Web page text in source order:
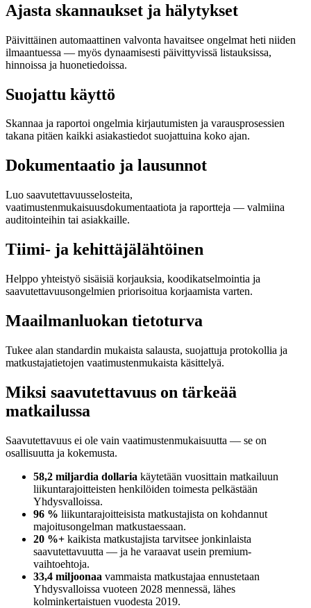
Ajasta skannaukset ja hälytykset
Päivittäinen automaattinen valvonta havaitsee ongelmat heti niiden
ilmaantuessa — myös dynaamisesti päivittyvissä listauksissa,
hinnoissa ja huonetiedoissa.
Suojattu käyttö
Skannaa ja raportoi ongelmia kirjautumisten ja varausprosessien
takana pitäen kaikki asiakastiedot suojattuina koko ajan.
Dokumentaatio ja lausunnot
Luo saavutettavuusselosteita,
vaatimustenmukaisuusdokumentaatiota ja raportteja — valmiina
auditointeihin tai asiakkaille.
Tiimi- ja kehittäjälähtöinen
Helppo yhteistyö sisäisiä korjauksia, koodikatselmointia ja
saavutettavuusongelmien priorisoitua korjaamista varten.
Maailmanluokan tietoturva
Tukee alan standardin mukaista salausta, suojattuja protokollia ja
matkustajatietojen vaatimustenmukaista käsittelyä.
Miksi saavutettavuus on tärkeää
matkailussa
Saavutettavuus ei ole vain vaatimustenmukaisuutta — se on
osallisuutta ja kokemusta.
58,2 miljardia dollaria käytetään vuosittain matkailuun
liikuntarajoitteisten henkilöiden toimesta pelkästään
Yhdysvalloissa.
96 % liikuntarajoitteisista matkustajista on kohdannut
majoitusongelman matkustaessaan.
20 %+ kaikista matkustajista tarvitsee jonkinlaista
saavutettavuutta — ja he varaavat usein premium-
vaihtoehtoja.
33,4 miljoonaa vammaista matkustajaa ennustetaan
Yhdysvalloissa vuoteen 2028 mennessä, lähes
kolminkertaistuen vuodesta 2019.